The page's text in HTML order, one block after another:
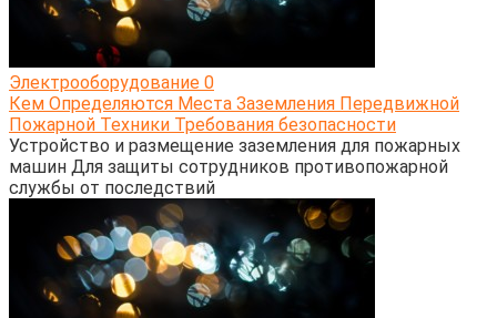
Электрооборудование 0
Кем Определяются Места Заземления Передвижной
Пожарной Техники Требования безопасности
Устройство и размещение заземления для пожарных
машин Для защиты сотрудников противопожарной
службы от последствий